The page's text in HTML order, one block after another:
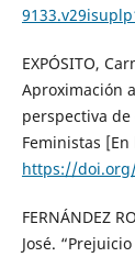
EXPÓSITO,
Aproximación
perspectiva
Feministas
https://doi.org/
FERNÁNDEZ
José.